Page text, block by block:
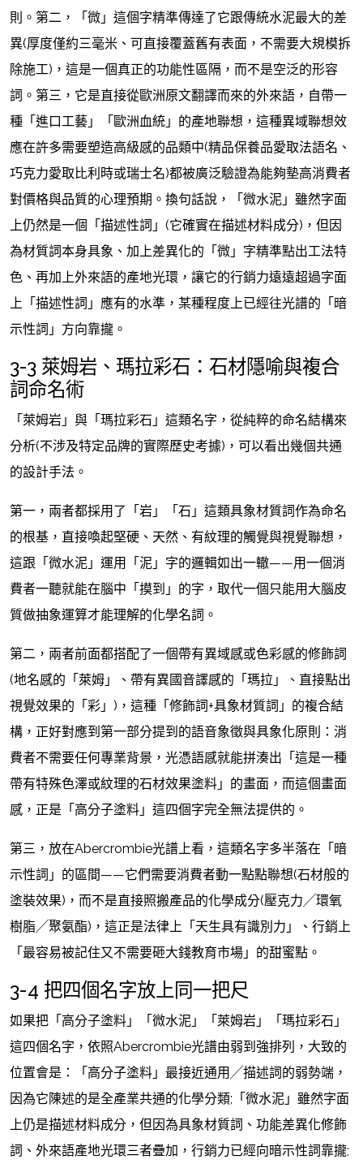
則。第二，「微」這個字精準傳達了它跟傳統水泥最大的差
異(厚度僅約三毫米、可直接覆蓋舊有表面，不需要大規模拆
除施工)，這是一個真正的功能性區隔，而不是空泛的形容
詞。第三，它是直接從歐洲原文翻譯而來的外來語，自帶一
種「進口工藝」「歐洲血統」的產地聯想，這種異域聯想效
應在許多需要塑造高級感的品類中(精品保養品愛取法語名、
巧克力愛取比利時或瑞士名)都被廣泛驗證為能夠墊高消費者
對價格與品質的心理預期。換句話說，「微水泥」雖然字面
上仍然是一個「描述性詞」(它確實在描述材料成分)，但因
為材質詞本身具象、加上差異化的「微」字精準點出工法特
色、再加上外來語的產地光環，讓它的行銷力遠遠超過字面
上「描述性詞」應有的水準，某種程度上已經往光譜的「暗
示性詞」方向靠攏。
3-3 萊姆岩、瑪拉彩石：石材隱喻與複合
詞命名術
「萊姆岩」與「瑪拉彩石」這類名字，從純粹的命名結構來
分析(不涉及特定品牌的實際歷史考據)，可以看出幾個共通
的設計手法。
第一，兩者都採用了「岩」「石」這類具象材質詞作為命名
的根基，直接喚起堅硬、天然、有紋理的觸覺與視覺聯想，
這跟「微水泥」運用「泥」字的邏輯如出一轍——用一個消
費者一聽就能在腦中「摸到」的字，取代一個只能用大腦皮
質做抽象運算才能理解的化學名詞。
第二，兩者前面都搭配了一個帶有異域感或色彩感的修飾詞
(地名感的「萊姆」、帶有異國音譯感的「瑪拉」、直接點出
視覺效果的「彩」)，這種「修飾詞+具象材質詞」的複合結
構，正好對應到第一部分提到的語音象徵與具象化原則：消
費者不需要任何專業背景，光憑語感就能拼湊出「這是一種
帶有特殊色澤或紋理的石材效果塗料」的畫面，而這個畫面
感，正是「高分子塗料」這四個字完全無法提供的。
第三，放在Abercrombie光譜上看，這類名字多半落在「暗
示性詞」的區間——它們需要消費者動一點點聯想(石材般的
塗裝效果)，而不是直接照搬產品的化學成分(壓克力╱環氧
樹脂╱聚氨酯)，這正是法律上「天生具有識別力」、行銷上
「最容易被記住又不需要砸大錢教育市場」的甜蜜點。
3-4 把四個名字放上同一把尺
如果把「高分子塗料」「微水泥」「萊姆岩」「瑪拉彩石」
這四個名字，依照Abercrombie光譜由弱到強排列，大致的
位置會是：「高分子塗料」最接近通用╱描述詞的弱勢端，
因為它陳述的是全產業共通的化學分類;「微水泥」雖然字面
上仍是描述材料成分，但因為具象材質詞、功能差異化修飾
詞、外來語產地光環三者疊加，行銷力已經向暗示性詞靠攏;